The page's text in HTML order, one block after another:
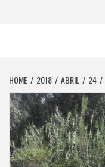
HOME 2018 ABRIL 24